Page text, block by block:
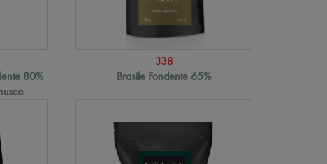
80%
338
Brasile Fondente 65%